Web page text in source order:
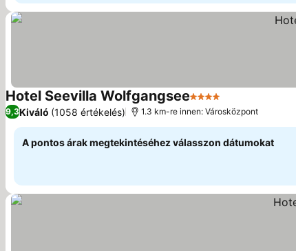
Hotel Seevilla Wolfgangsee4 Kategória
9,3Kiváló (1058 értékelés) 1.3 km-re innen: Városközpont
A pontos árak megtekintéséhez válasszon dátumokat